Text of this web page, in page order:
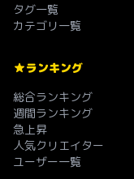
タグ一覧
カテゴリ一覧
ランキング
総合ランキング
週間ランキング
急上昇
人気クリエイター
ユーザー一覧